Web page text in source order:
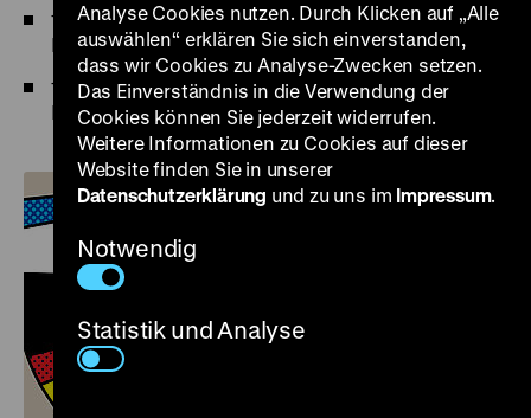
17.00 Uhr Öffentliche Führung „AusGrenzen?
Migration und Staatsbürgerschaft“, Pei-Bau
18.00 Uhr Öffentliche Führung „AusGrenzen?
Migration und Staatsbürgerschaft“, Pei-Bau
Analyse Cookies nutzen. Durch Klicken auf „Alle
auswählen“ erklären Sie sich einverstanden,
dass wir Cookies zu Analyse-Zwecken setzen.
Das Einverständnis in die Verwendung der
Cookies können Sie jederzeit widerrufen.
Weitere Informationen zu Cookies auf dieser
Website finden Sie in unserer
Datenschutzerklärung und zu uns im Impressum.
Notwendig
Statistik und Analyse